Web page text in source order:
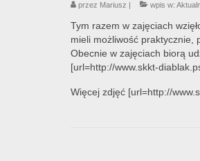
przez Mariusz | wpis w:
Tym razem w zajęciach
mieli możliwość praktycznie,
Obecnie w zajęciach biorą
[url=http://www.skkt-
Więcej zdjęć [url=http://